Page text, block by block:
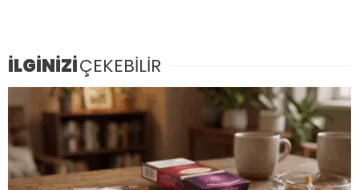
İLGİNİZİÇEKEBİLİR